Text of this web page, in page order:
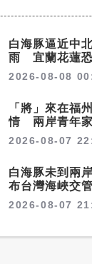
白海豚逼近中
雨 宜蘭花蓮
高溫
2026-08-08
「將」來在
情 兩岸青年家
賽在福州開幕
2026-08-07
白海豚未到兩
布台灣海峽交
勞費心
2026-08-07